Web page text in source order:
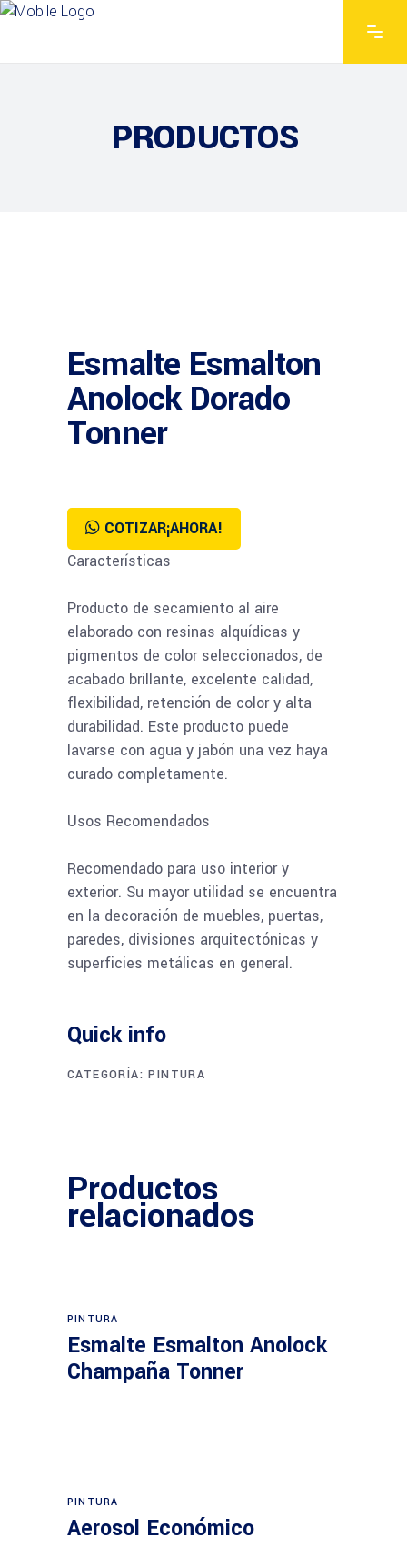
PRODUCTOS
Esmalte Esmalton
Anolock Dorado
Tonner
COTIZAR¡AHORA!
Características
Producto de secamiento al aire
elaborado con resinas alquídicas y
pigmentos de color seleccionados, de
acabado brillante, excelente calidad,
flexibilidad, retención de color y alta
durabilidad. Este producto puede
lavarse con agua y jabón una vez haya
curado completamente.
Usos Recomendados
Recomendado para uso interior y
exterior. Su mayor utilidad se encuentra
en la decoración de muebles, puertas,
paredes, divisiones arquitectónicas y
superficies metálicas en general.
Quick info
CATEGORÍA:PINTURA
Productos
relacionados
PINTURA
Esmalte Esmalton Anolock
Champaña Tonner
PINTURA
Aerosol Económico